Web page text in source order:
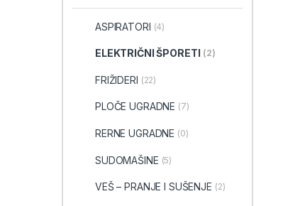
ASPIRATORI (4)
ELEKTRIČNI ŠPORETI (2)
FRIŽIDERI (22)
PLOČE UGRADNE (7)
RERNE UGRADNE (0)
SUDOMAŠINE (5)
VEŠ – PRANJE I SUŠENJE (2)